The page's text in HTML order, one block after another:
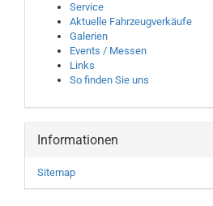
Service
Aktuelle Fahrzeugverkäufe
Galerien
Events / Messen
Links
So finden Sie uns
Informationen
Sitemap